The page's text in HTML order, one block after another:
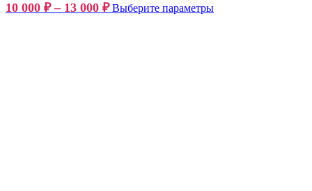
10 000 ₽– 13 000 ₽ Выберите параметры